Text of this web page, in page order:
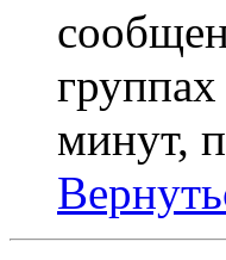
группах
минут,